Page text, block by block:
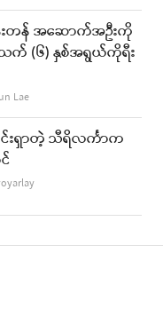
းတန် အဆောက်အဦးကို
(၆) နှစ်အရွယ်ကိုရီး
Lae
းရှာတဲ့ သီရိလင်္ကာက